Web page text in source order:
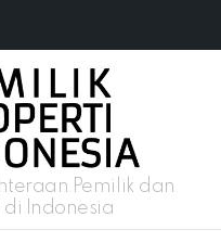
Pemilik dan
di Indonesia